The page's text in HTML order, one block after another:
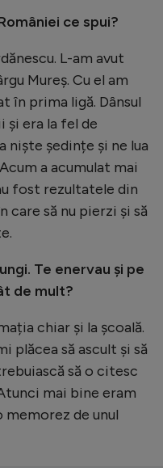
ce spui?
L-am avut
Mureș. Cu el am
în prima ligă. Dânsul
și era la fel de
niște ședințe și ne lua
a acumulat mai
fost rezultatele din
care să nu pierzi și să
Te enervau și pe
de mult?
chiar și la școală.
plăcea să ascult și să
să o citesc
mai bine eram
de unul